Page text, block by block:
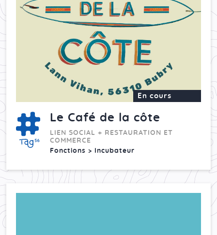
En cours
Le Café de la côte
LIEN SOCIAL + RESTAURATION ET
COMMERCE
Fonctions > Incubateur